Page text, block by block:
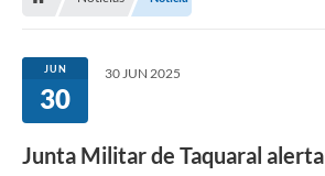
JUN
30
30 JUN 2025
Junta Militar de Taquaral